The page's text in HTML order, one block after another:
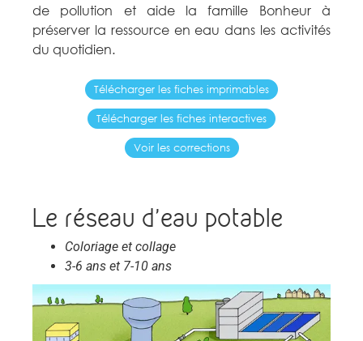
de pollution et aide la famille Bonheur à
préserver la ressource en eau dans les activités
du quotidien.
Télécharger les fiches imprimables
Télécharger les fiches interactives
Voir les corrections
Le réseau d'eau potable
Coloriage et collage
3-6 ans et 7-10 ans